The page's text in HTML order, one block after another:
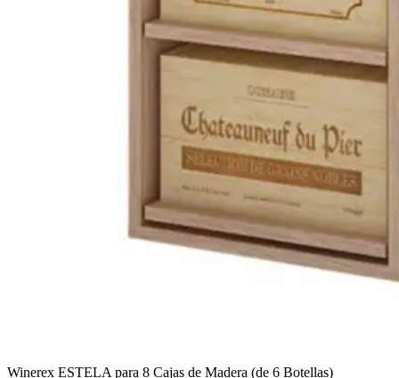
Winerex ESTELA para 8 Cajas de Madera (de 6 Botellas)